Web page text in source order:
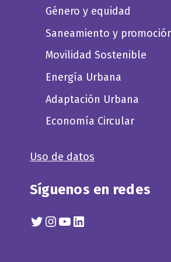
Género y equidad
Saneamiento y
Movilidad Sostenible
Energía Urbana
Adaptación Urbana
Economía Circular
Uso de datos
Síguenos en redes
Twitter
Instagram
YouTube
Linkedin